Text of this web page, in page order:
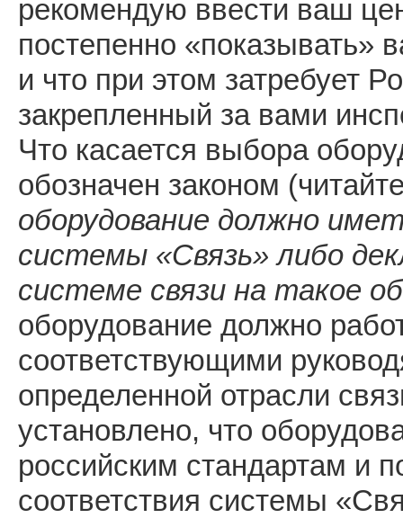
рекомендую ввести ваш
постепенно «показывать»
и что при этом затребует
закрепленный за вами
Что касается выбора
обозначен законом
оборудование должно
системы «Связь» либо
системе связи на такое
оборудование должно
соответствующими
определенной отрасли
установлено, что
российским стандартам и
соответствия системы